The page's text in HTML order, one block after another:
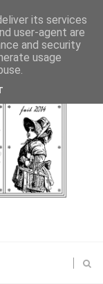
its services
user-agent are
and security
usage